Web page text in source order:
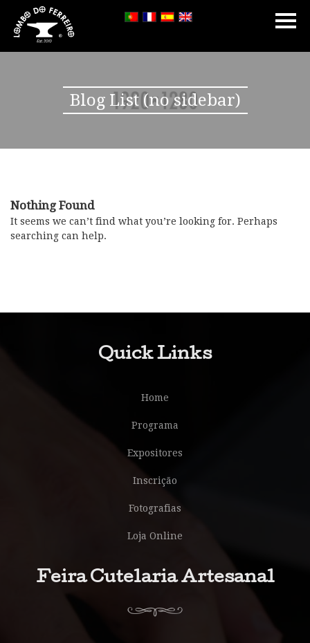
Blog List (no sidebar)
Nothing Found
It seems we can’t find what you’re looking for. Perhaps
searching can help.
Quick Links
Home
Programa
Expositores
Inscrição
Fotografias
Loja Online
Feira Cutelaria Artesanal